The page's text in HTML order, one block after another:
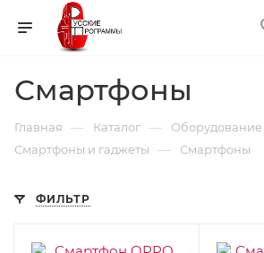
Смартфоны
Главная — Каталог — Оборудование
Смартфоны и гаджеты — Смартфоны
ФИЛЬТР